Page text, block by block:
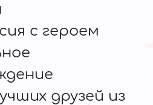
с героем
друзей из